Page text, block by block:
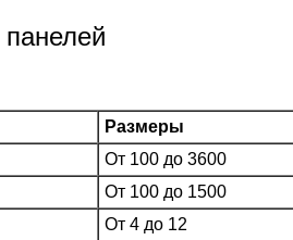
Размеры
От 100 до 3600
От 100 до 1500
От 4 до 12